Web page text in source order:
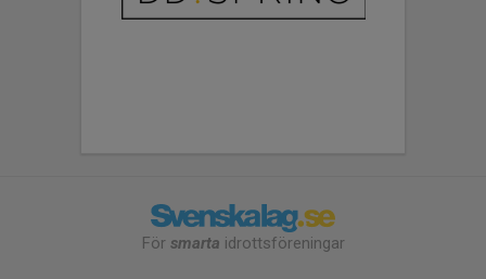
För smarta idrottsföreningar